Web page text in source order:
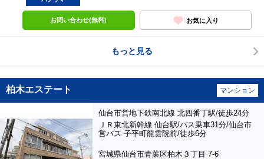
お問い合わせ(無料) お気に入り
もっと見る
柏木エステート マンション
仙台市営地下鉄南北線 北四番丁駅/徒歩24分
ＪＲ東北新幹線 仙台駅/バス乗車31分/仙台市
営バス 子平町龍雲院前/徒歩6分
宮城県仙台市青葉区柏木３丁目 7-6